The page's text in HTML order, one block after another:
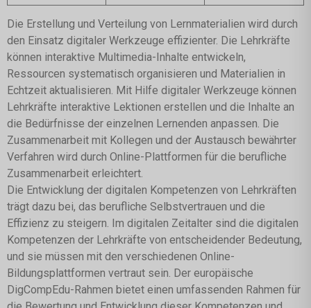
Die Erstellung und Verteilung von Lernmaterialien wird durch
den Einsatz digitaler Werkzeuge effizienter. Die Lehrkräfte
können interaktive Multimedia-Inhalte entwickeln,
Ressourcen systematisch organisieren und Materialien in
Echtzeit aktualisieren. Mit Hilfe digitaler Werkzeuge können
Lehrkräfte interaktive Lektionen erstellen und die Inhalte an
die Bedürfnisse der einzelnen Lernenden anpassen. Die
Zusammenarbeit mit Kollegen und der Austausch bewährter
Verfahren wird durch Online-Plattformen für die berufliche
Zusammenarbeit erleichtert.
Die Entwicklung der digitalen Kompetenzen von Lehrkräften
trägt dazu bei, das berufliche Selbstvertrauen und die
Effizienz zu steigern. Im digitalen Zeitalter sind die digitalen
Kompetenzen der Lehrkräfte von entscheidender Bedeutung,
und sie müssen mit den verschiedenen Online-
Bildungsplattformen vertraut sein. Der europäische
DigCompEdu-Rahmen bietet einen umfassenden Rahmen für